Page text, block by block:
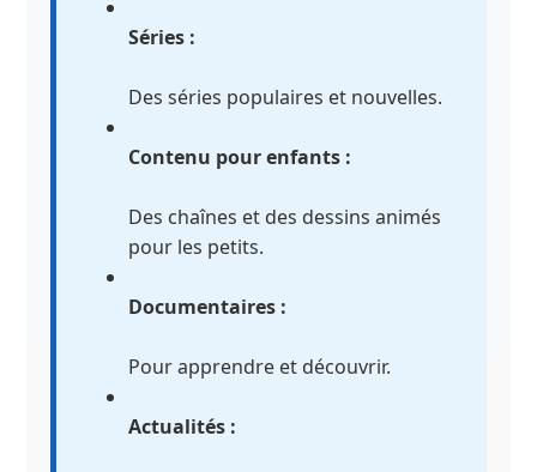
Séries :
Des séries populaires et nouvelles.
Contenu pour enfants :
Des chaînes et des dessins animés
pour les petits.
Documentaires :
Pour apprendre et découvrir.
Actualités :